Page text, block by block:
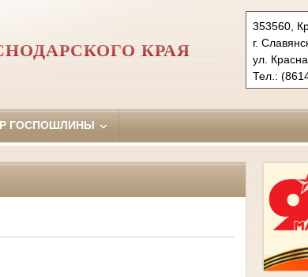
353560,
г.
ул.
Тел.:
slavynsk-
КРАЯ
ГОСПОШЛИНЫ